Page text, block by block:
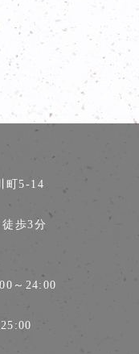
町5-14
歩3分
～24:00